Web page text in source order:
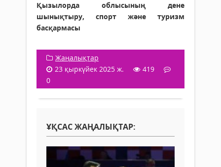
Қызылорда облысының дене
шынықтыру, спорт және туризм
басқармасы
Жаңалықтар
23 қыркүйек 2025 ж.
419
0
ҰҚСАС ЖАҢАЛЫҚТАР: